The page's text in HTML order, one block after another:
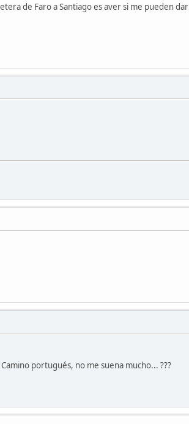
de Faro a Santiago es aver si me pueden dar
portugués, no me suena mucho... ???